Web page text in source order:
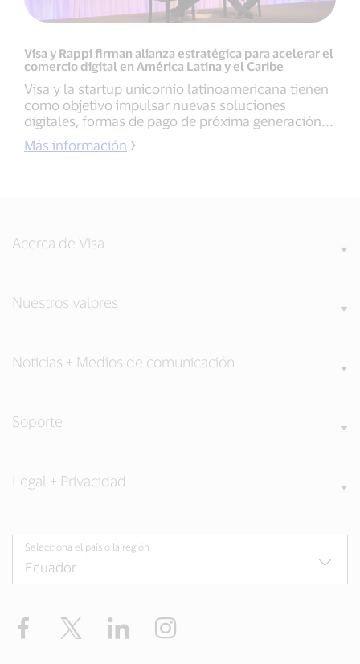
Visa y Rappi firman alianza estratégica para acelerar el
comercio digital en América Latina y el Caribe
Visa y la startup unicornio latinoamericana tienen
como objetivo impulsar nuevas soluciones
digitales, formas de pago de próxima generación...
Más información
Acerca de Visa
Nuestros valores
Noticias + Medios de comunicación
Soporte
Legal + Privacidad
Selecciona el país o la región
Facebook Twitter LinkedIn